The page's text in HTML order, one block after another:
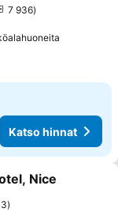
7 936
Katso hinnat
Nice